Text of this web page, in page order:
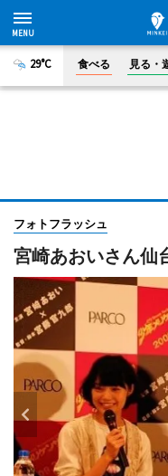
29°C 食べる 見る・
フォトフラッシュ
宮崎あおいさん仙